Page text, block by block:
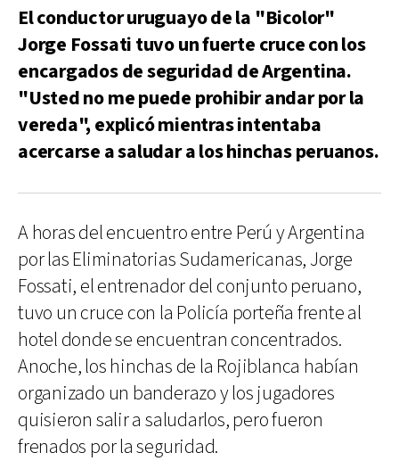
El conductor uruguayo de la "Bicolor"
Jorge Fossati tuvo un fuerte cruce con los
encargados de seguridad de Argentina.
"Usted no me puede prohibir andar por la
vereda", explicó mientras intentaba
acercarse a saludar a los hinchas peruanos.
A horas del encuentro entre Perú y Argentina
por las Eliminatorias Sudamericanas, Jorge
Fossati, el entrenador del conjunto peruano,
tuvo un cruce con la Policía porteña frente al
hotel donde se encuentran concentrados.
Anoche, los hinchas de la Rojiblanca habían
organizado un banderazo y los jugadores
quisieron salir a saludarlos, pero fueron
frenados por la seguridad.